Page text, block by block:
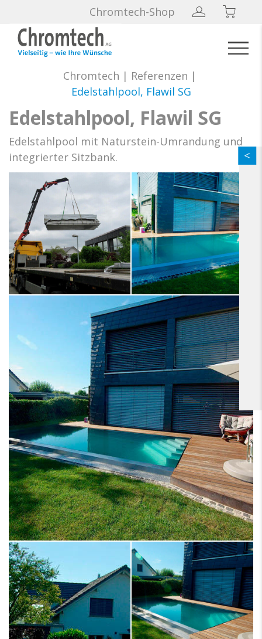
Chromtech-Shop
Chromtech | Referenzen |
Edelstahlpool, Flawil SG
Edelstahlpool, Flawil SG
Edelstahlpool mit Naturstein-Umrandung und
integrierter Sitzbank.